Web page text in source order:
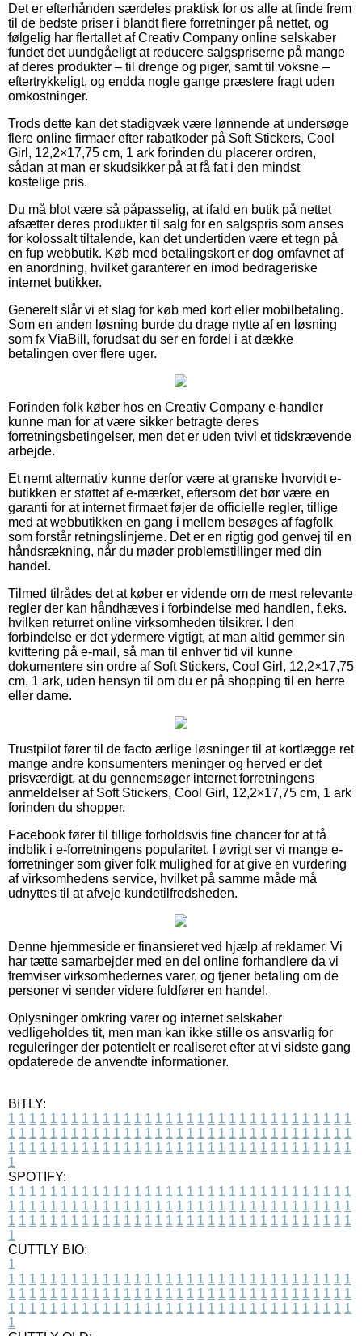
Det er efterhånden særdeles praktisk for os alle at finde frem
til de bedste priser i blandt flere forretninger på nettet, og
følgelig har flertallet af Creativ Company online selskaber
fundet det uundgåeligt at reducere salgspriserne på mange
af deres produkter – til drenge og piger, samt til voksne –
eftertrykkeligt, og endda nogle gange præstere fragt uden
omkostninger.
Trods dette kan det stadigvæk være lønnende at undersøge
flere online firmaer efter rabatkoder på Soft Stickers, Cool
Girl, 12,2×17,75 cm, 1 ark forinden du placerer ordren,
sådan at man er skudsikker på at få fat i den mindst
kostelige pris.
Du må blot være så påpasselig, at ifald en butik på nettet
afsætter deres produkter til salg for en salgspris som anses
for kolossalt tiltalende, kan det undertiden være et tegn på
en fup webbutik. Køb med betalingskort er dog omfavnet af
en anordning, hvilket garanterer en imod bedrageriske
internet butikker.
Generelt slår vi et slag for køb med kort eller mobilbetaling.
Som en anden løsning burde du drage nytte af en løsning
som fx ViaBill, forudsat du ser en fordel i at dække
betalingen over flere uger.
Forinden folk køber hos en Creativ Company e-handler
kunne man for at være sikker betragte deres
forretningsbetingelser, men det er uden tvivl et tidskrævende
arbejde.
Et nemt alternativ kunne derfor være at granske hvorvidt e-
butikken er støttet af e-mærket, eftersom det bør være en
garanti for at internet firmaet føjer de officielle regler, tillige
med at webbutikken en gang i mellem besøges af fagfolk
som forstår retningslinjerne. Det er en rigtig god genvej til en
håndsrækning, når du møder problemstillinger med din
handel.
Tilmed tilrådes det at køber er vidende om de mest relevante
regler der kan håndhæves i forbindelse med handlen, f.eks.
hvilken returret online virksomheden tilsikrer. I den
forbindelse er det ydermere vigtigt, at man altid gemmer sin
kvittering på e-mail, så man til enhver tid vil kunne
dokumentere sin ordre af Soft Stickers, Cool Girl, 12,2×17,75
cm, 1 ark, uden hensyn til om du er på shopping til en herre
eller dame.
Trustpilot fører til de facto ærlige løsninger til at kortlægge ret
mange andre konsumenters meninger og herved er det
prisværdigt, at du gennemsøger internet forretningens
anmeldelser af Soft Stickers, Cool Girl, 12,2×17,75 cm, 1 ark
forinden du shopper.
Facebook fører til tillige forholdsvis fine chancer for at få
indblik i e-forretningens popularitet. I øvrigt ser vi mange e-
forretninger som giver folk mulighed for at give en vurdering
af virksomhedens service, hvilket på samme måde må
udnyttes til at afveje kundetilfredsheden.
Denne hjemmeside er finansieret ved hjælp af reklamer. Vi
har tætte samarbejder med en del online forhandlere da vi
fremviser virksomhedernes varer, og tjener betaling om de
personer vi sender videre fuldfører en handel.
Oplysninger omkring varer og internet selskaber
vedligeholdes tit, men man kan ikke stille os ansvarlig for
reguleringer der potentielt er realiseret efter at vi sidste gang
opdaterede de anvendte informationer.
BITLY:
1 1 1 1 1 1 1 1 1 1 1 1 1 1 1 1 1 1 1 1 1 1 1 1 1 1 1 1 1 1 1 1 1
1 1 1 1 1 1 1 1 1 1 1 1 1 1 1 1 1 1 1 1 1 1 1 1 1 1 1 1 1 1 1 1 1
1 1 1 1 1 1 1 1 1 1 1 1 1 1 1 1 1 1 1 1 1 1 1 1 1 1 1 1 1 1 1 1 1
1
SPOTIFY:
1 1 1 1 1 1 1 1 1 1 1 1 1 1 1 1 1 1 1 1 1 1 1 1 1 1 1 1 1 1 1 1 1
1 1 1 1 1 1 1 1 1 1 1 1 1 1 1 1 1 1 1 1 1 1 1 1 1 1 1 1 1 1 1 1 1
1 1 1 1 1 1 1 1 1 1 1 1 1 1 1 1 1 1 1 1 1 1 1 1 1 1 1 1 1 1 1 1 1
1
CUTTLY BIO:
1
1 1 1 1 1 1 1 1 1 1 1 1 1 1 1 1 1 1 1 1 1 1 1 1 1 1 1 1 1 1 1 1 1
1 1 1 1 1 1 1 1 1 1 1 1 1 1 1 1 1 1 1 1 1 1 1 1 1 1 1 1 1 1 1 1 1
1 1 1 1 1 1 1 1 1 1 1 1 1 1 1 1 1 1 1 1 1 1 1 1 1 1 1 1 1 1 1 1 1
1